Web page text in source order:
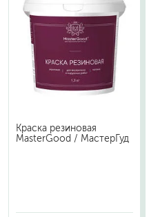
Краска резиновая
MasterGood / МастерГуд